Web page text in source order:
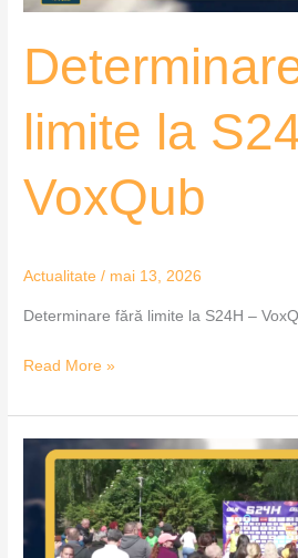
limite la
VoxQub
Actualitate / mai 13, 2026
Determinare fără limite la S24H –
Read More »
ore